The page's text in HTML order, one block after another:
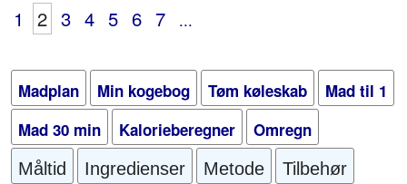
1 2 3 4 5 6 7 ...
Madplan Min kogebog Tøm køleskab
Mad til 1
Mad 30 min
Kalorieberegner Omregn
Måltid Ingredienser Metode
Tilbehør